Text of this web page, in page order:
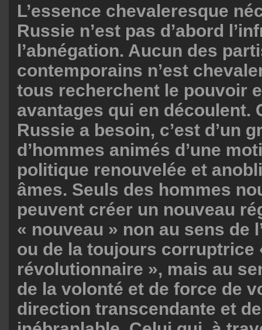
L’essence chevaleresque
Russie n’est pas d’abord
l’abnégation. Aucun des
contemporains n’est
tous recherchent le pouvoir
avantages qui en découlent.
Russie a besoin, c’est d’un
d’hommes animés d’une
politique renouvelée et
âmes. Seuls des hommes
peuvent créer un nouveau
« nouveau » non au sens de
ou de la toujours corruptrice
révolutionnaire », mais au
de la volonté et de force de
direction transcendante et